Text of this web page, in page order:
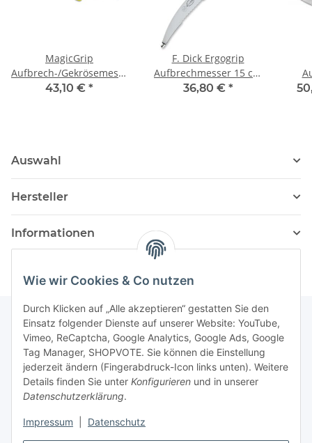
Wie wir Cookies & Co nutzen
Durch Klicken auf „Alle akzeptieren“ gestatten Sie den
Einsatz folgender Dienste auf unserer Website: YouTube,
Vimeo, ReCaptcha, Google Analytics, Google Ads, Google
Tag Manager, SHOPVOTE. Sie können die Einstellung
jederzeit ändern (Fingerabdruck-Icon links unten). Weitere
Details finden Sie unter Konfigurieren und in unserer
Datenschutzerklärung.
Impressum Datenschutz
MagicGrip
Aufbrech-/Gekrösemesser
15 cm, gelber Griff
43,10 € *
F. Dick Ergogrip
Aufbrechmesser 15 cm
Griff pink
36,80 € *
Auswahl
Hersteller
Informationen
Newsletter Abonnieren
Bitte senden Sie mir entsprechend Ihrer
Datenschutzerklärungregelmäßig und jederzeit widerruflich